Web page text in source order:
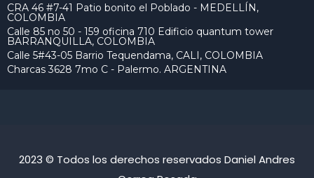
CRA 46 #7-41 Patio bonito el Poblado - MEDELLÍN,
COLOMBIA
Calle 85 no 50 - 159 oficina 710 Edificio quantum tower
BARRANQUILLA, COLOMBIA
Calle 5#43-05 Barrio Tequendama, CALI, COLOMBIA
Charcas 3628 7mo C - Palermo. ARGENTINA
2023 © Todos los derechos reservados Daniel Andres